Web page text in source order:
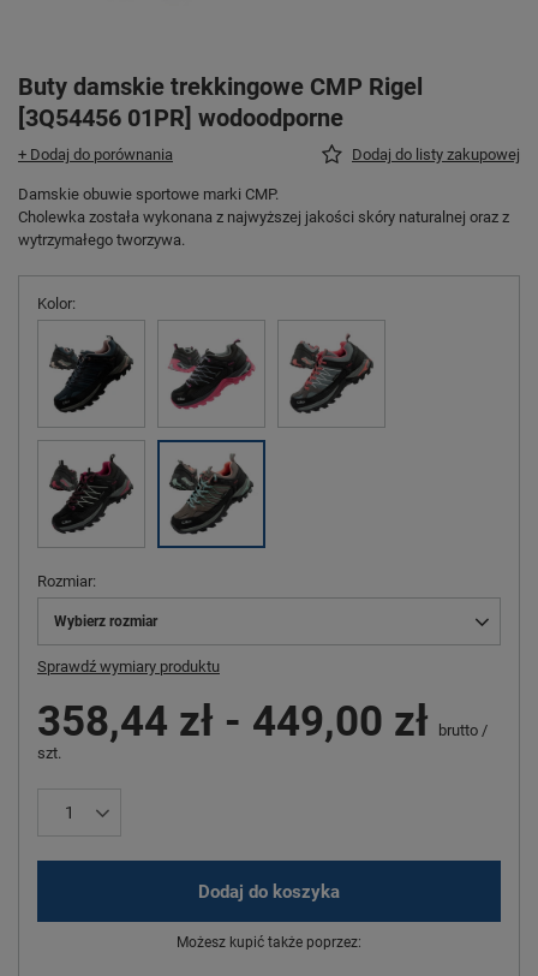
Buty damskie trekkingowe CMP Rigel
[3Q54456 01PR] wodoodporne
+ Dodaj do porównania Dodaj do listy zakupowej
Damskie obuwie sportowe marki CMP.
Cholewka została wykonana z najwyższej jakości skóry naturalnej oraz z
wytrzymałego tworzywa.
Kolor
Rozmiar
Wybierz rozmiar
Sprawdź wymiary produktu
358,44 zł - 449,00 zł brutto /
szt.
Dodaj do koszyka
Możesz kupić także poprzez: